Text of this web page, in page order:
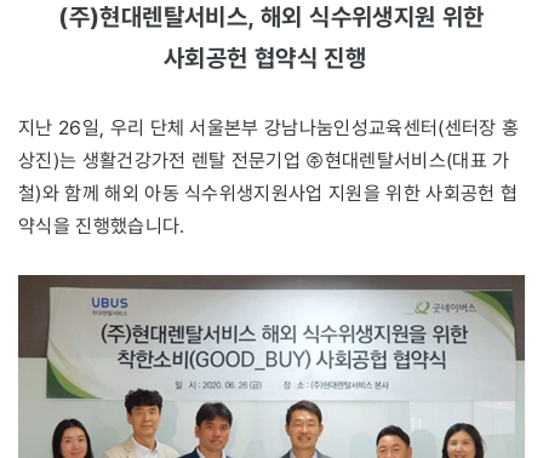
(주)현대렌탈서비스, 해외 식수위생지원 위한
사회공헌 협약식 진행
지난 26일, 우리 단체 서울본부 강남나눔인성교육센터(센터장 홍
상진)는 생활건강가전 렌탈 전문기업 ㈜현대렌탈서비스(대표 가
철)와 함께 해외 아동 식수위생지원사업 지원을 위한 사회공헌 협
약식을 진행했습니다.